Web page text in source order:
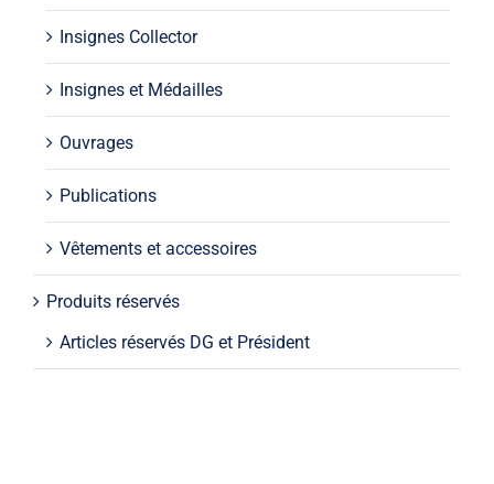
Insignes Collector
Insignes et Médailles
Ouvrages
Publications
Vêtements et accessoires
Produits réservés
Articles réservés DG et Président